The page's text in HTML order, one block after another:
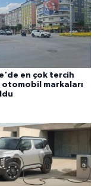
en çok tercih
otomobil markaları